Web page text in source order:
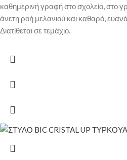
καθημερινή γραφή στο σχολείο, στο
άνετη ροή μελανιού και καθαρό,
Διατίθεται σε τεμάχιο.